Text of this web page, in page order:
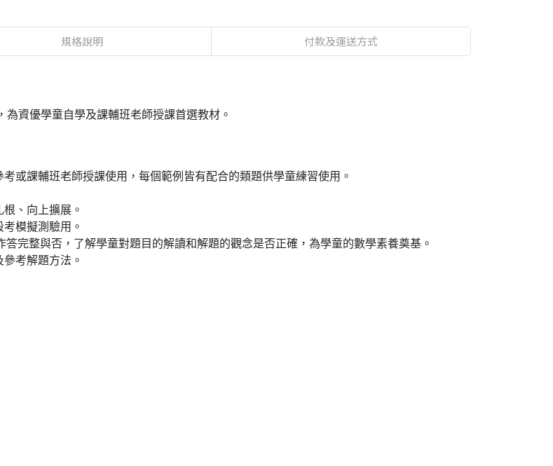
規格說明 付款及運送方式
資優學童自學及課輔班老師授課首選教材。
或課輔班老師授課使用，每個範例皆有配合的類題供學童練習使用。
、向上擴展。
模擬測驗用。
完整與否，了解學童對題目的解讀和解題的觀念是否正確，為學童的數學素養奠基。
考解題方法。